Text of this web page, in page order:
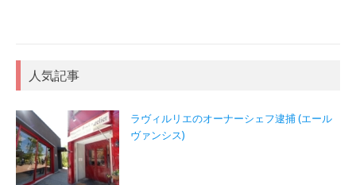
人気記事
ラヴィルリエのオーナーシェフ逮捕 (エール
ヴァンシス)